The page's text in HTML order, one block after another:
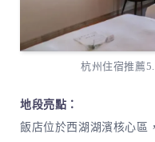
杭州住宿推薦
地段亮點：
飯店位於西湖湖濱核心區